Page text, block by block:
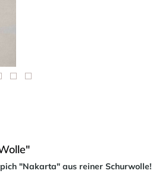
"Nakarta" aus reiner Schurwolle!